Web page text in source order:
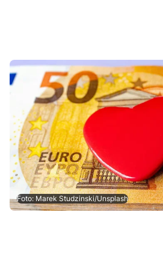
Foto: Marek Studzinski/Unsplash